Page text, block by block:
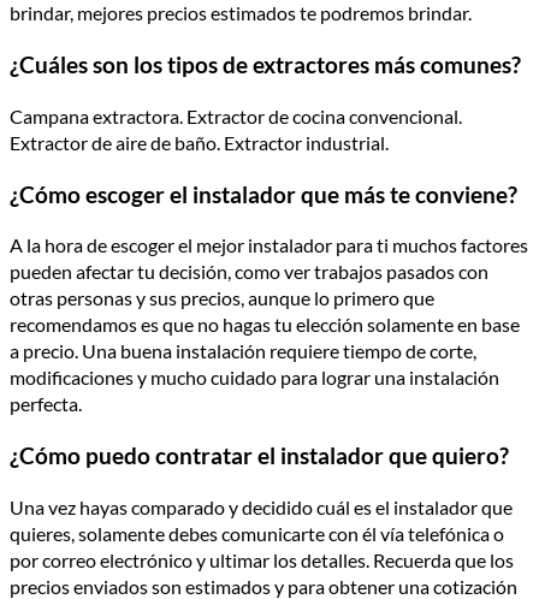
brindar, mejores precios estimados te podremos brindar.
¿Cuáles son los tipos de extractores más comunes?
Campana extractora. Extractor de cocina convencional.
Extractor de aire de baño. Extractor industrial.
¿Cómo escoger el instalador que más te conviene?
A la hora de escoger el mejor instalador para ti muchos factores
pueden afectar tu decisión, como ver trabajos pasados con
otras personas y sus precios, aunque lo primero que
recomendamos es que no hagas tu elección solamente en base
a precio. Una buena instalación requiere tiempo de corte,
modificaciones y mucho cuidado para lograr una instalación
perfecta.
¿Cómo puedo contratar el instalador que quiero?
Una vez hayas comparado y decidido cuál es el instalador que
quieres, solamente debes comunicarte con él vía telefónica o
por correo electrónico y ultimar los detalles. Recuerda que los
precios enviados son estimados y para obtener una cotización